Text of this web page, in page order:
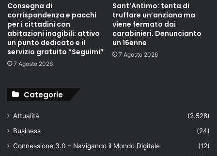
Consegna di
corrispondenza e pacchi
per i cittadini con
abitazioni inagibili: attivo
un punto dedicato e il
servizio gratuito “Seguimi”
7 Agosto 2026
Sant’Antimo: tenta di
truffare un’anziana ma
viene fermato dai
carabinieri. Denuncianto
un 16enne
7 Agosto 2026
Categorie
Attualità
(2.528)
Business
(24)
Connessione 3.0 – Navigando il Mondo Digitale
(12)